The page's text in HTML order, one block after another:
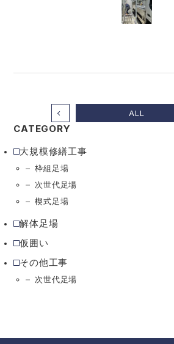
エントリーフォーム
Mail form
Tel. 045-730-6768
CATEGORY
大規模修繕工事
枠組足場
次世代足場
楔式足場
解体足場
仮囲い
その他工事
次世代足場
ALL